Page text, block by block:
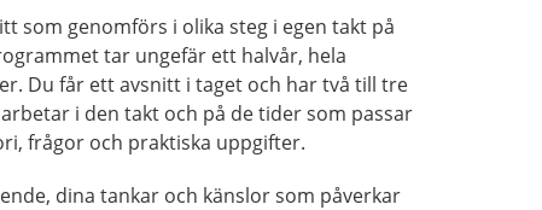
som genomförs i olika steg i egen takt på
tar ungefär ett halvår, hela
Du får ett avsnitt i taget och har två till tre
i den takt och på de tider som passar
frågor och praktiska uppgifter.
dina tankar och känslor som påverkar